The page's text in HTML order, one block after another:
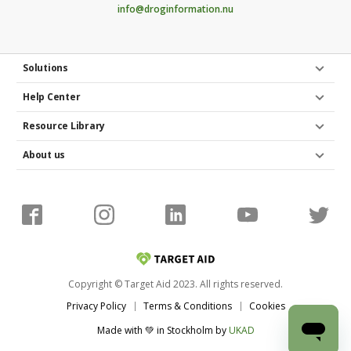
info@droginformation.nu
Solutions
Help Center
Resource Library
About us
Copyright © Target Aid 2023. All rights reserved.
Privacy Policy
Terms & Conditions
Cookies
Made with 💚 in Stockholm by UKAD